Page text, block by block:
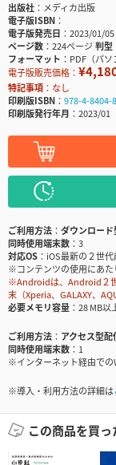
出版社
メディカ出版
電子版ISBN
電子版発売日
2023/01/05
ページ数
224ページ判型
フォーマット
PDF（パソ
電子版販売価格：
特記事項
なし
印刷版ISBN
978-4-8404-
印刷版発行年月
2023/01
ご利用方法
ダウンロード
同時使用端末数
3
対応OS
iOS最新の２世
※コンテンツの使用にあ
※Androidは、Android２
末（Xperia、GALAXY、
必要メモリ容量
28 MB以
ご利用方法
アクセス型配
同時使用端末数
1
※インターネット経由での
※導入・利用方法の詳細は
この商品を買っ